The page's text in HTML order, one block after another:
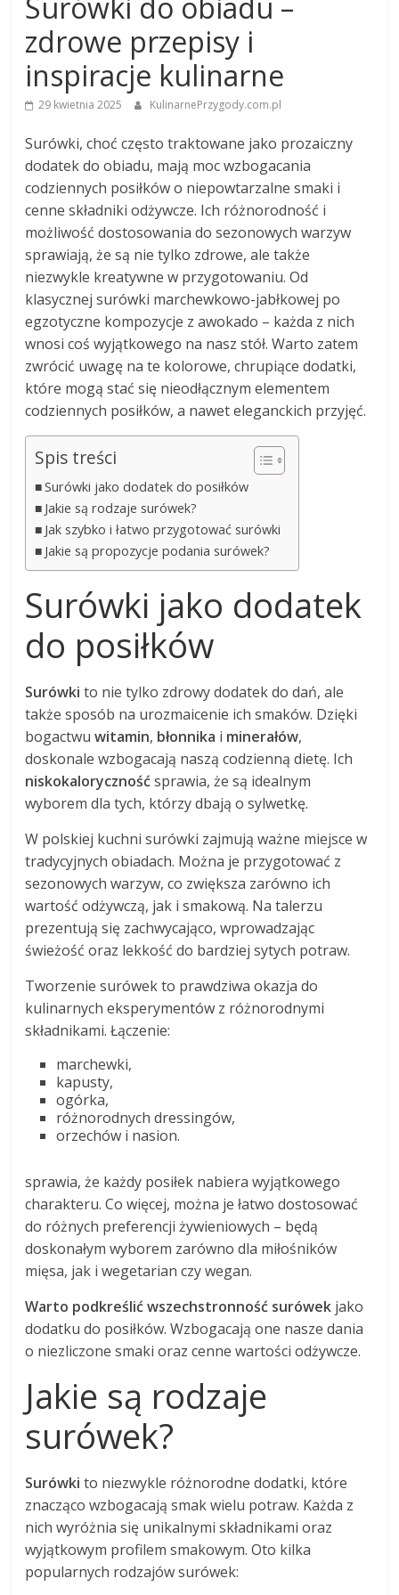
Surówki do obiadu –
zdrowe przepisy i
inspiracje kulinarne
29 kwietnia 2025 KulinarnePrzygody.com.pl
Surówki, choć często traktowane jako prozaiczny
dodatek do obiadu, mają moc wzbogacania
codziennych posiłków o niepowtarzalne smaki i
cenne składniki odżywcze. Ich różnorodność i
możliwość dostosowania do sezonowych warzyw
sprawiają, że są nie tylko zdrowe, ale także
niezwykle kreatywne w przygotowaniu. Od
klasycznej surówki marchewkowo-jabłkowej po
egzotyczne kompozycje z awokado – każda z nich
wnosi coś wyjątkowego na nasz stół. Warto zatem
zwrócić uwagę na te kolorowe, chrupiące dodatki,
które mogą stać się nieodłącznym elementem
codziennych posiłków, a nawet eleganckich przyjęć.
Spis treści
Surówki jako dodatek do posiłków
Jakie są rodzaje surówek?
Jak szybko i łatwo przygotować surówki
Jakie są propozycje podania surówek?
Surówki jako dodatek
do posiłków
Surówki to nie tylko zdrowy dodatek do dań, ale
także sposób na urozmaicenie ich smaków. Dzięki
bogactwuwitamin, błonnika i minerałów,
doskonale wzbogacają naszą codzienną dietę. Ich
niskokalorycznośćsprawia, że są idealnym
wyborem dla tych, którzy dbają o sylwetkę.
W polskiej kuchni surówki zajmują ważne miejsce w
tradycyjnych obiadach. Można je przygotować z
sezonowych warzyw, co zwiększa zarówno ich
wartość odżywczą, jak i smakową. Na talerzu
prezentują się zachwycająco, wprowadzając
świeżość oraz lekkość do bardziej sytych potraw.
Tworzenie surówek to prawdziwa okazja do
kulinarnych eksperymentów z różnorodnymi
składnikami. Łączenie:
marchewki,
kapusty,
ogórka,
różnorodnych dressingów,
orzechów i nasion.
sprawia, że każdy posiłek nabiera wyjątkowego
charakteru. Co więcej, można je łatwo dostosować
do różnych preferencji żywieniowych – będą
doskonałym wyborem zarówno dla miłośników
mięsa, jak i wegetarian czy wegan.
Warto podkreślić wszechstronność surówek jako
dodatku do posiłków. Wzbogacają one nasze dania
o niezliczone smaki oraz cenne wartości odżywcze.
Jakie są rodzaje
surówek?
Surówki to niezwykle różnorodne dodatki, które
znacząco wzbogacają smak wielu potraw. Każda z
nich wyróżnia się unikalnymi składnikami oraz
wyjątkowym profilem smakowym. Oto kilka
popularnych rodzajów surówek: